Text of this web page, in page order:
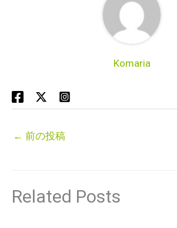
Komaria
← 前の投稿
Related Posts